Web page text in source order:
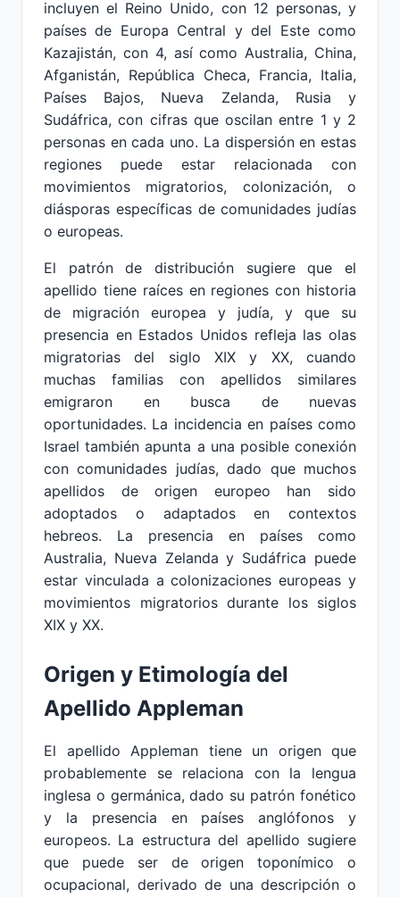
incluyen el Reino Unido, con 12 personas, y
países de Europa Central y del Este como
Kazajistán, con 4, así como Australia, China,
Afganistán, República Checa, Francia, Italia,
Países Bajos, Nueva Zelanda, Rusia y
Sudáfrica, con cifras que oscilan entre 1 y 2
personas en cada uno. La dispersión en estas
regiones puede estar relacionada con
movimientos migratorios, colonización, o
diásporas específicas de comunidades judías
o europeas.
El patrón de distribución sugiere que el
apellido tiene raíces en regiones con historia
de migración europea y judía, y que su
presencia en Estados Unidos refleja las olas
migratorias del siglo XIX y XX, cuando
muchas familias con apellidos similares
emigraron en busca de nuevas
oportunidades. La incidencia en países como
Israel también apunta a una posible conexión
con comunidades judías, dado que muchos
apellidos de origen europeo han sido
adoptados o adaptados en contextos
hebreos. La presencia en países como
Australia, Nueva Zelanda y Sudáfrica puede
estar vinculada a colonizaciones europeas y
movimientos migratorios durante los siglos
XIX y XX.
Origen y Etimología del
Apellido Appleman
El apellido Appleman tiene un origen que
probablemente se relaciona con la lengua
inglesa o germánica, dado su patrón fonético
y la presencia en países anglófonos y
europeos. La estructura del apellido sugiere
que puede ser de origen toponímico o
ocupacional, derivado de una descripción o